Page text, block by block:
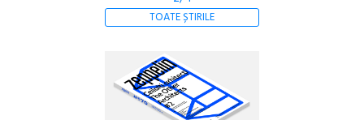
TOATE ȘTIRILE